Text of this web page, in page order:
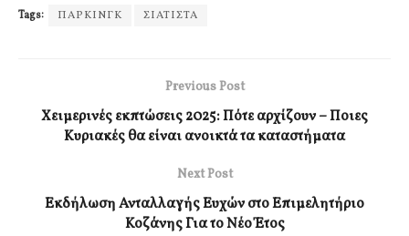
Tags: ΠΑΡΚΙΝΓΚ ΣΙΑΤΙΣΤΑ
Previous Post
Χειμερινές εκπτώσεις 2025: Πότε αρχίζουν – Ποιες
Κυριακές θα είναι ανοικτά τα καταστήματα
Next Post
Εκδήλωση Ανταλλαγής Ευχών στο Επιμελητήριο
Κοζάνης Για το Νέο Έτος